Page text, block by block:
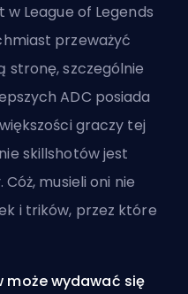
League of Legends
przeważyć
stronę, szczególnie
ADC posiada
graczy tej
skillshotów jest
musieli oni nie
i trików, przez które
może wydawać się